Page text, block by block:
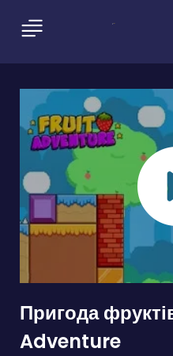
Пригода
Adventure